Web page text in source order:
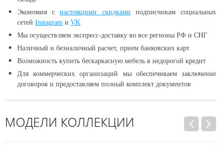
Экономия снастоящими скидками подписчикам социальных
сетей Instagram и VK
Мы осуществляем экспресс-доставку во все регионы РФ и СНГ
Наличный и безналичный расчет, прием банковских карт
Возможность купить бескаркасную мебель в недорогой кредит
Для коммерческих организаций мы обеспечиваем заключение
договоров и предоставляем полный комплект документов
МОДЕЛИ КОЛЛЕКЦИИ